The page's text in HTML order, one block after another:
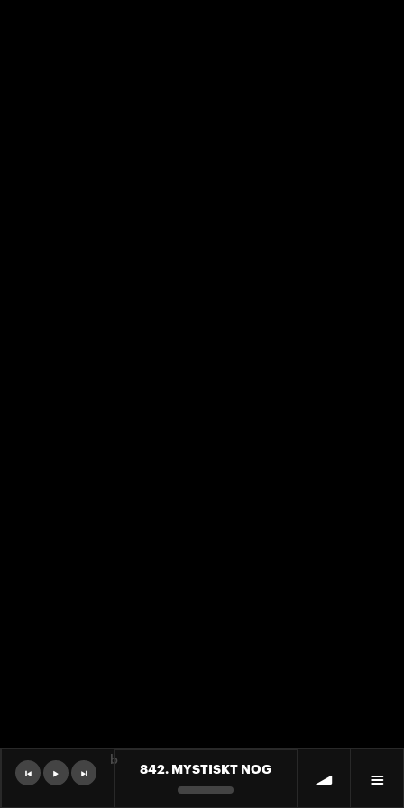
842. MYSTISKT NOG
b